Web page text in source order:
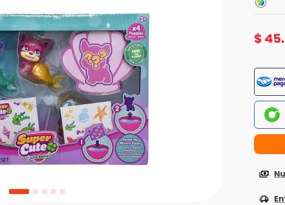
$ 45.